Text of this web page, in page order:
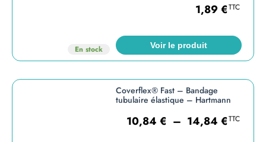
En stock
1,89€TTC
Voir le produit
Coverflex® Fast – Bandage
tubulaire élastique – Hartmann
10,84 € – 14,84 €TTC